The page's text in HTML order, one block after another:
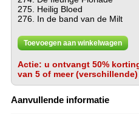
275. Heilig Bloed
276. In de band van de Milt
Toevoegen aan winkelwagen
Actie: u ontvangt 50%
van 5 of meer
Aanvullende informatie